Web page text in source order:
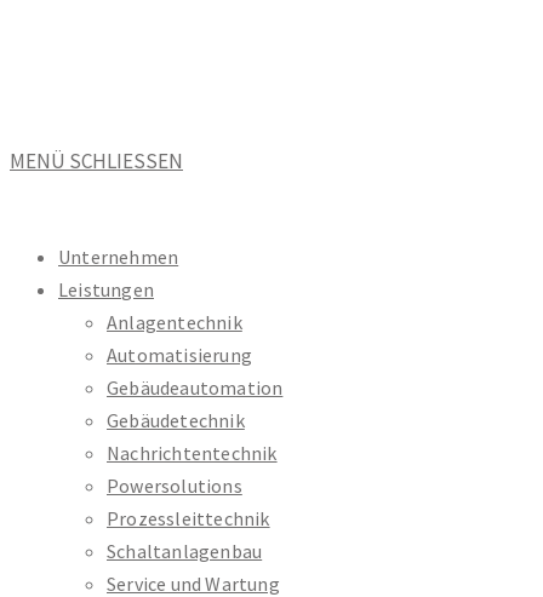
MENÜ SCHLIESSEN
Unternehmen
Leistungen
Anlagentechnik
Automatisierung
Gebäudeautomation
Gebäudetechnik
Nachrichtentechnik
Powersolutions
Prozessleittechnik
Schaltanlagenbau
Service und Wartung